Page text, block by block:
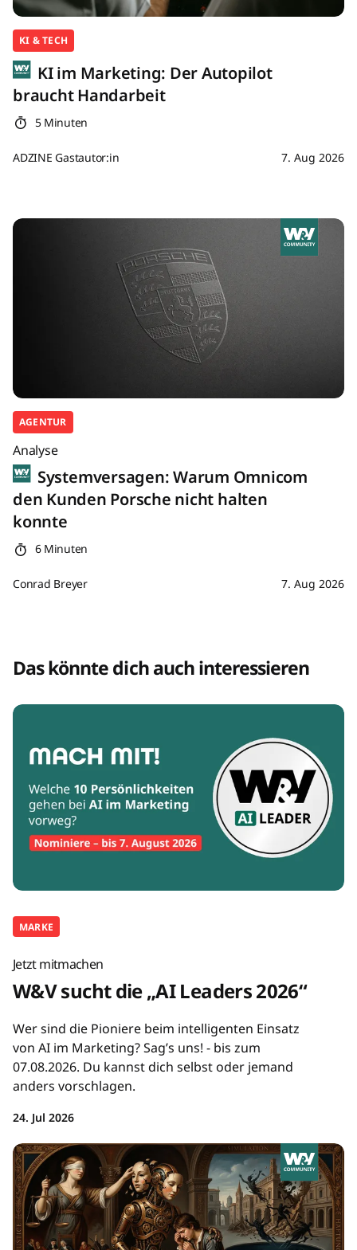
KI & TECH
KI im Marketing: Der Autopilot
braucht Handarbeit
5 Minuten
ADZINE Gastautor:in 7. Aug 2026
AGENTUR
Analyse
Systemversagen: Warum Omnicom
den Kunden Porsche nicht halten
konnte
6 Minuten
Conrad Breyer 7. Aug 2026
Das könnte dich auch interessieren
MARKE
Jetzt mitmachen
W&V sucht die „AI Leaders 2026“
Wer sind die Pioniere beim intelligenten Einsatz
von AI im Marketing? Sag’s uns! - bis zum
07.08.2026. Du kannst dich selbst oder jemand
anders vorschlagen.
24. Jul 2026